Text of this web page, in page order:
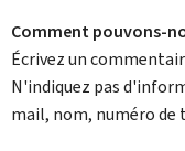
Comment pouvons-
Écrivez un
N'indiquez pas
mail, nom, numéro de